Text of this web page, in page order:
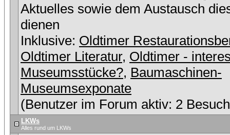
Aktuelles sowie dem Austausch
dienen
Inklusive: Oldtimer
Oldtimer Literatur, Oldtimer -
Museumsstücke?, Baumaschinen-
Museumsexponate
(Benutzer im Forum aktiv: 2
LKWs
Alles rund um LKWs